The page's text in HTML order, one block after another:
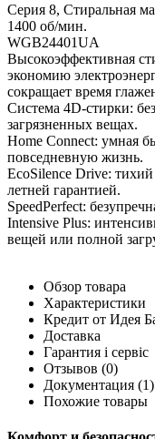
Серия 8, Стиральная
1400 об/мин.
WGB24401UA
Высокоэффективная
экономию
сокращает время
Система 4D-стирки:
загрязненных вещах.
Home Connect: умная
повседневную жизнь.
EcoSilence Drive:
летней гарантией.
SpeedPerfect:
Intensive Plus:
вещей или полной
Обзор товара
Характеристики
Кредит от Идея
Доставка
Гарантия і сервіс
Отзывов (0)
Документация (1)
Похожие товары